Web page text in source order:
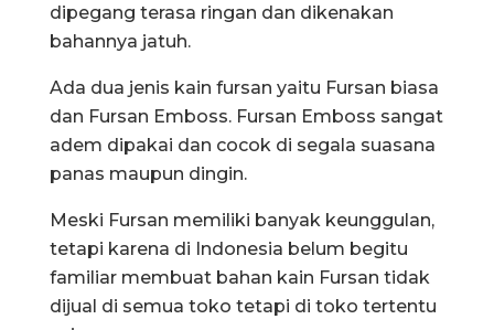
dipegang terasa ringan dan dikenakan
bahannya jatuh.
Ada dua jenis kain fursan yaitu Fursan biasa
dan Fursan Emboss. Fursan Emboss sangat
adem dipakai dan cocok di segala suasana
panas maupun dingin.
Meski Fursan memiliki banyak keunggulan,
tetapi karena di Indonesia belum begitu
familiar membuat bahan kain Fursan tidak
dijual di semua toko tetapi di toko tertentu